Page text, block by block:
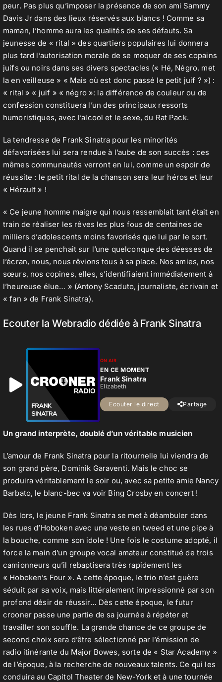
peur. Pas plus qu’imposer la présence de son ami Sammy
Davis Jr dans des lieux réservés aux blancs ! Comme sa
maman, l’homme aura les qualités de ses défauts. Sa
jeunesse de « rital » des quartiers populaires lui donnera
plus tard l’autorisation morale de se moquer de ses copains
juifs ou noirs dans ses divers spectacles (« Hé, Négro, met
la en veilleuse » « Mais où est donc passé le petit juif ? ») :
« rital » « juif » « négro »: la différence de couleur ou de
confession constituera l’un des principaux ressorts
humoristiques, avec l’alcool et le sexe, du Rat Pack.
La tendresse de Frank Sinatra pour les minorités
défavorisées lui sera rendue à l’aube de son succès : ces
mêmes communautés verront en lui, comme un espoir de
réussite : le petit rital de la chanson sera leur héros et leur
« Hérault » !
« Ce jeune homme maigre qui nous ressemblait tant était en
train de réaliser les rêves les plus fous de centaines de
milliers d’adolescents moins favorisés que lui par le sort.
Quand il se penchait sur l’une quelconque des déesses de
l’écran, nous, nous rêvions tous à sa place. Nos amies, nos
sœurs, nos copines, elles, s’identifiaient immédiatement à
l’heureuse élue… » (Antony Scaduto, journaliste, écrivain et
« fan » de Frank Sinatra).
Ecouter la Webradio dédiée à Frank Sinatra
ON AIR
EN CE MOMENT
Frank Sinatra
Elizabeth
Ecouter le direct Partage
Un grand interprète, doublé d’un véritable musicien
L’amour de Frank Sinatra pour la ritournelle lui viendra de
son grand père, Dominik Garaventi. Mais le choc se
produira véritablement le soir ou, avec sa petite amie Nancy
Barbato, le blanc-bec va voir Bing Crosby en concert !
Dès lors, le jeune Frank Sinatra se met à déambuler dans
les rues d’Hoboken avec une veste en tweed et une pipe à
la bouche, comme son idole ! Une fois le costume adopté, il
force la main d’un groupe vocal amateur constitué de trois
camionneurs qu’il rebaptisera très rapidement les
« Hoboken’s Four ». A cette époque, le trio n’est guère
séduit par sa voix, mais littéralement impressionné par son
profond désir de réussir… Dès cette époque, le futur
crooner passe une partie de sa journée à répéter et
travailler son souffle. La grande chance de ce groupe de
second choix sera d’être sélectionné par l’émission de
radio itinérante du Major Bowes, sorte de « Star Academy »
de l’époque, à la recherche de nouveaux talents. Ce qui les
conduira au Capitol Theater de New-York et à une tournée